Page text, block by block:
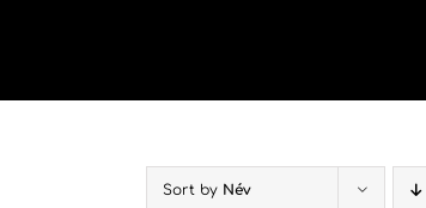
Sort by Név